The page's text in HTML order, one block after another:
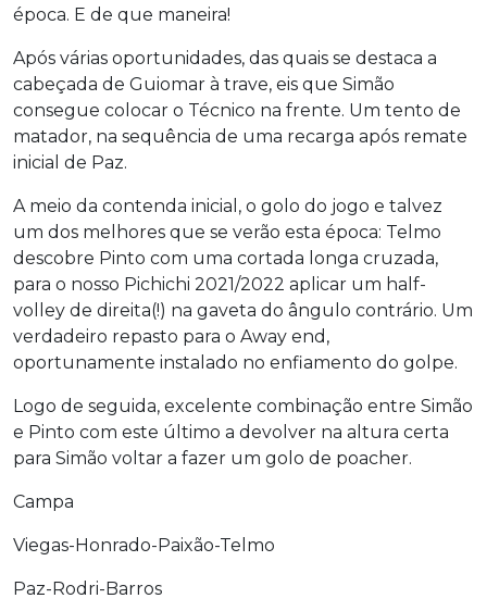
época. E de que maneira!
Após várias oportunidades, das quais se destaca a
cabeçada de Guiomar à trave, eis que Simão
consegue colocar o Técnico na frente. Um tento de
matador, na sequência de uma recarga após remate
inicial de Paz.
A meio da contenda inicial, o golo do jogo e talvez
um dos melhores que se verão esta época: Telmo
descobre Pinto com uma cortada longa cruzada,
para o nosso Pichichi 2021/2022 aplicar um half-
volley de direita(!) na gaveta do ângulo contrário. Um
verdadeiro repasto para o Away end,
oportunamente instalado no enfiamento do golpe.
Logo de seguida, excelente combinação entre Simão
e Pinto com este último a devolver na altura certa
para Simão voltar a fazer um golo de poacher.
Campa
Viegas-Honrado-Paixão-Telmo
Paz-Rodri-Barros